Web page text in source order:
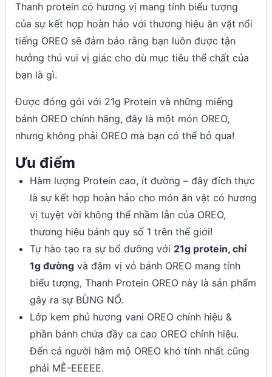
Thanh protein có hương vị mang tính biểu tượng
của sự kết hợp hoàn hảo với thương hiệu ăn vặt nổi
tiếng OREO sẽ đảm bảo rằng bạn luôn được tận
hưởng thú vui vị giác cho dù mục tiêu thể chất của
bạn là gì.
Được đóng gói với 21g Protein và những miếng
bánh OREO chính hãng, đây là một món OREO,
nhưng không phải OREO mà bạn có thể bỏ qua!
Ưu điểm
Hàm lượng Protein cao, ít đường – đây đích thực
là sự kết hợp hoàn hảo cho món ăn vặt có hương
vị tuyệt vời không thể nhầm lẫn của OREO,
thương hiệu bánh quy số 1 trên thế giới!
Tự hào tạo ra sự bổ dưỡng với 21g protein, chỉ
1g đường và đậm vị vỏ bánh OREO mang tính
biểu tượng, Thanh Protein OREO này là sản phẩm
gây ra sự BÙNG NỔ.
Lớp kem phủ hương vani OREO chính hiệu &
phần bánh chứa đầy ca cao OREO chính hiệu.
Đến cả người hâm mộ OREO khó tính nhất cũng
phải MÊ-EEEEE.